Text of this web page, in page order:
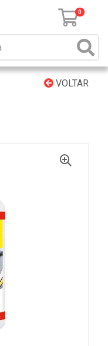
0
VOLTAR